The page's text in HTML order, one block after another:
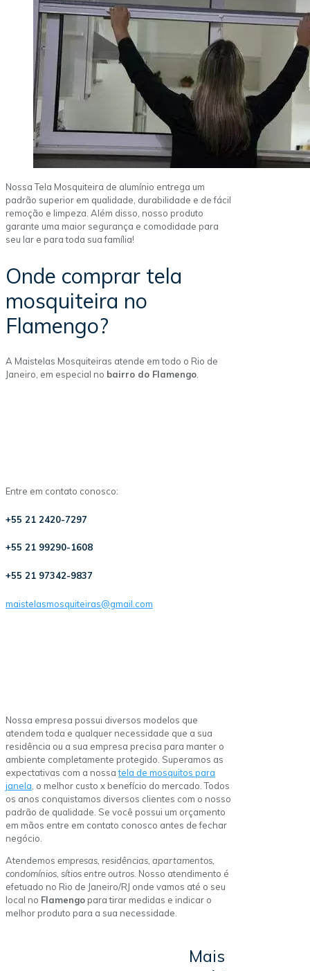
Nossa Tela Mosquiteira de alumínio entrega um
padrão superior em qualidade, durabilidade e de fácil
remoção e limpeza. Além disso, nosso produto
garante uma maior segurança e comodidade para
seu lar e para toda sua família!
Onde comprar tela
mosquiteira no
Flamengo?
A Maistelas Mosquiteiras atende em todo o Rio de
Janeiro, em especial no bairro do Flamengo.
Entre em contato conosco:
+55 21 2420-7297
+55 21 99290-1608
+55 21 97342-9837
maistelasmosquiteiras@gmail.com
Nossa empresa possui diversos modelos que
atendem toda e qualquer necessidade que a sua
residência ou a sua empresa precisa para manter o
ambiente completamente protegido. Superamos as
expectativas com a nossatela de mosquitos para
janela, o melhor custo x benefício do mercado. Todos
os anos conquistamos diversos clientes com o nosso
padrão de qualidade. Se você possui um orçamento
em mãos entre em contato conosco antes de fechar
negócio.
Atendemos empresas, residências, apartamentos,
condomínios, sítios entre outros. Nosso atendimento é
efetuado no Rio de Janeiro/RJ onde vamos até o seu
local no Flamengopara tirar medidas e indicar o
melhor produto para a sua necessidade.
Mais